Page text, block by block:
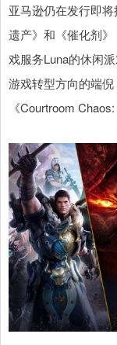
亚马逊仍在发行即
遗产》和《催化剂
戏服务Luna的休闲
游戏转型方向的端
《Courtroom